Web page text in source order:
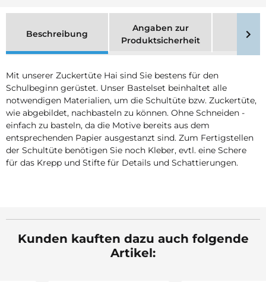
Beschreibung
Angaben zur
Produktsicherheit
Mit unserer Zuckertüte Hai sind Sie bestens für den
Schulbeginn gerüstet. Unser Bastelset beinhaltet alle
notwendigen Materialien, um die Schultüte bzw. Zuckertüte,
wie abgebildet, nachbasteln zu können. Ohne Schneiden -
einfach zu basteln, da die Motive bereits aus dem
entsprechenden Papier ausgestanzt sind. Zum Fertigstellen
der Schultüte benötigen Sie noch Kleber, evtl. eine Schere
für das Krepp und Stifte für Details und Schattierungen.
Kunden kauften dazu auch folgende
Artikel: